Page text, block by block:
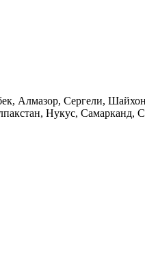
Алмазор, Сергели,
Нукус, Самарканд,